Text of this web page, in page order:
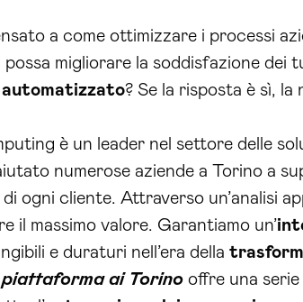
a come ottimizzare i processi
possa migliorare la soddisfazione dei
? Se la risposta è sì,
è un leader nel settore delle
numerose aziende a Torino a
ogni cliente. Attraverso un’analisi
il massimo valore. Garantiamo un’
e duraturi nell’era della
piattaforma ai Torino offre una